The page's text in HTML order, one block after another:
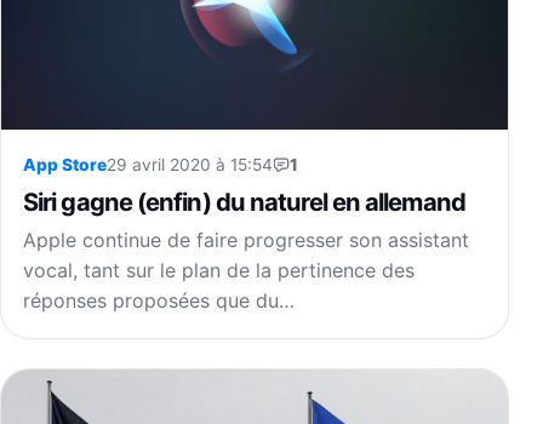
App Store29 avril 2020 à 15:54 1
Siri gagne (enfin) du naturel en allemand
Apple continue de faire progresser son assistant
vocal, tant sur le plan de la pertinence des
réponses proposées que du…